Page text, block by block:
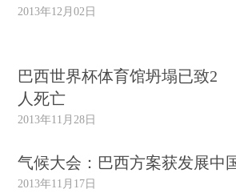
2013年12月02日
巴西世界杯体育馆坍塌已致2
人死亡
2013年11月28日
气候大会：巴西方案获发展中
2013年11月17日